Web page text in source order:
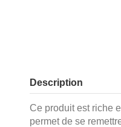
Description
Ce produit est riche
permet de se